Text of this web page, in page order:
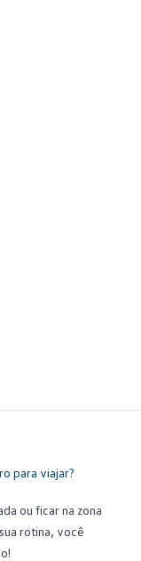
para viajar?
ou ficar na zona
rotina, você